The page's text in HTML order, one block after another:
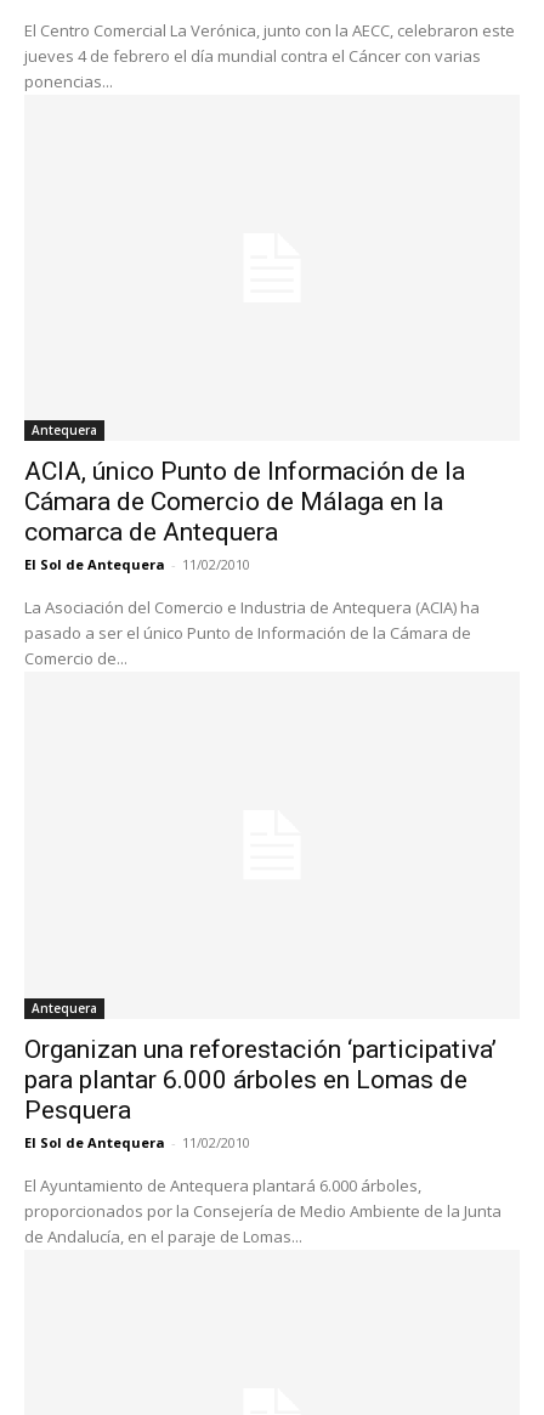
El Centro Comercial La Verónica, junto con la AECC, celebraron este
jueves 4 de febrero el día mundial contra el Cáncer con varias
ponencias...
Antequera
ACIA, único Punto de Información de la
Cámara de Comercio de Málaga en la
comarca de Antequera
El Sol de Antequera - 11/02/2010
La Asociación del Comercio e Industria de Antequera (ACIA) ha
pasado a ser el único Punto de Información de la Cámara de
Comercio de...
Antequera
Organizan una reforestación ‘participativa’
para plantar 6.000 árboles en Lomas de
Pesquera
El Sol de Antequera - 11/02/2010
El Ayuntamiento de Antequera plantará 6.000 árboles,
proporcionados por la Consejería de Medio Ambiente de la Junta
de Andalucía, en el paraje de Lomas...